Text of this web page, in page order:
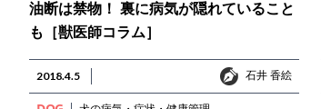
油断は禁物！ 裏に病気が隠れていること
も［獣医師コラム］
2018.4.5 石井 香絵
石井 香絵